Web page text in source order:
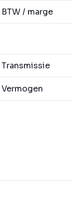
BTW / marge
Transmissie
Vermogen